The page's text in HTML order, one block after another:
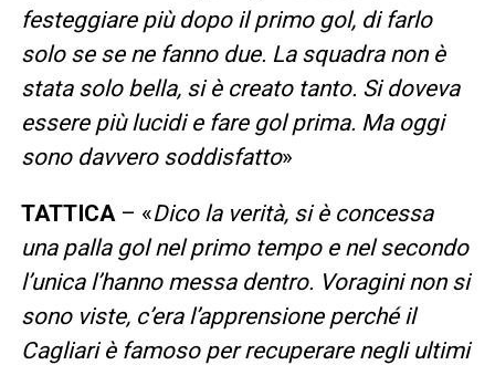
festeggiare più dopo il primo gol, di farlo
solo se se ne fanno due. La squadra non è
stata solo bella, si è creato tanto. Si doveva
essere più lucidi e fare gol prima. Ma oggi
sono davvero soddisfatto»
TATTICA – «Dico la verità, si è concessa
una palla gol nel primo tempo e nel secondo
l’unica l’hanno messa dentro. Voragini non si
sono viste, c’era l’apprensione perché il
Cagliari è famoso per recuperare negli ultimi